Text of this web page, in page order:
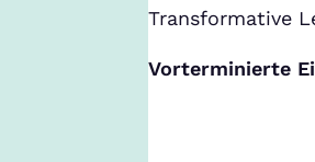
Transformative
Vorterminierte